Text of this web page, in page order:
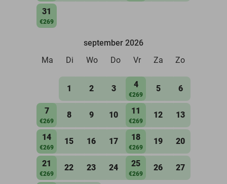
31
€269
september 2026
Ma
Di Wo Do Vr Za Zo
1 2 3 4
€269
5 6
7
€269
8 9 10 11
€269
12 13
14
€269
15 16 17 18
€269
19 20
21
€269
22 23 24 25
€269
26 27